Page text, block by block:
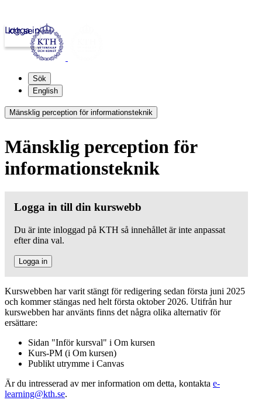
kth.se
Logga in
Sök
English
Mänsklig perception för informationsteknik
Mänsklig perception för
informationsteknik
Logga in till din kurswebb
Du är inte inloggad på KTH så innehållet är inte anpassat
efter dina val.
Logga in
Kurswebben har varit stängt för redigering sedan första juni 2025
och kommer stängas ned helt första oktober 2026. Utifrån hur
kurswebben har använts finns det några olika alternativ för
ersättare:
Sidan "Inför kursval" i Om kursen
Kurs-PM (i Om kursen)
Publikt utrymme i Canvas
Är du intresserad av mer information om detta, kontakta e-
learning@kth.se.